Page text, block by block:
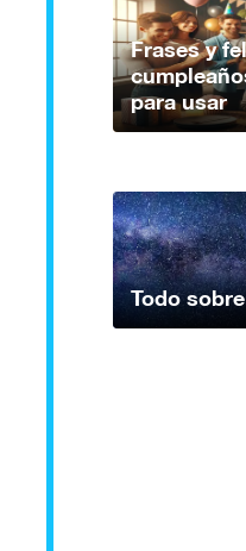
Frases y
para usar
Todo